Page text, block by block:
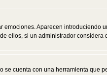
Aparecen
ellos, si un administrador
cuenta con una herramienta